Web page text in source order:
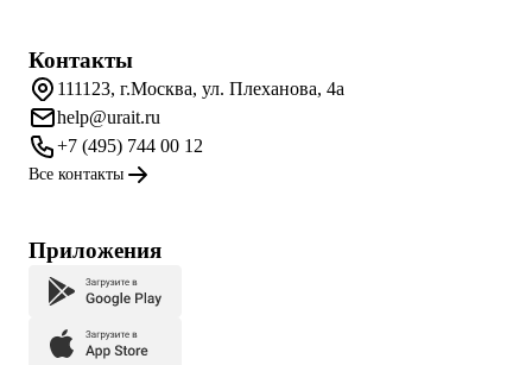
Контакты
111123, г.Москва, ул. Плеханова, 4а
help@urait.ru
+7 (495) 744 00 12
Все контакты
Приложения